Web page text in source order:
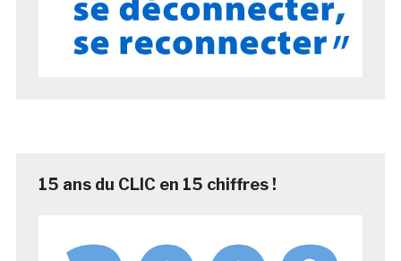
15 ans du CLIC en 15 chiffres !